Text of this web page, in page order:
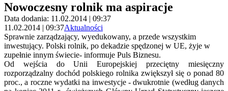
Nowoczesny rolnik ma aspiracje
Data dodania: 11.02.2014 | 09:37
11.02.2014 | 09:37Aktualności
Sprawnie zarządzający, wyedukowany, a przede wszystkim
inwestujący. Polski rolnik, po dekadzie spędzonej w UE, żyje w
zupełnie innym świecie- informuje Puls Biznesu.
Od wejścia do Unii Europejskiej przeciętny miesięczny
rozporządzalny dochód polskiego rolnika zwiększył się o ponad 80
proc., a roczne wydatki na inwestycje - dwukrotnie (według danych